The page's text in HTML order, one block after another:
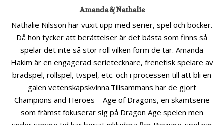
Amanda & Nathalie
Nathalie Nilsson har vuxit upp med serier, spel och böcker.
Då hon tycker att berättelser är det bästa som finns så
spelar det inte så stor roll vilken form de tar. Amanda
Hakim är en engagerad serietecknare, frenetisk spelare av
brädspel, rollspel, tvspel, etc. och i processen till att bli en
galen vetenskapskvinna.Tillsammans har de gjort
Champions and Heroes – Age of Dragons, en skämtserie
som främst fokuserar sig på Dragon Age spelen men